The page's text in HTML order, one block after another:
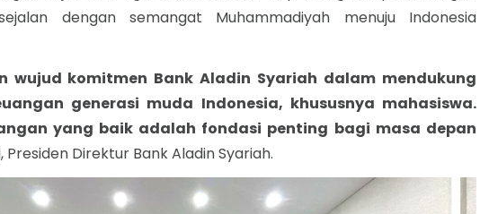
dengan semangat Muhammadiyah menuju Indonesia
wujud komitmen Bank Aladin Syariah dalam mendukung
generasi muda Indonesia, khususnya mahasiswa.
yang baik adalah fondasi penting bagi masa depan
Presiden Direktur Bank Aladin Syariah.